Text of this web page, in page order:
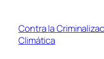
contenido
Contra la
Climática